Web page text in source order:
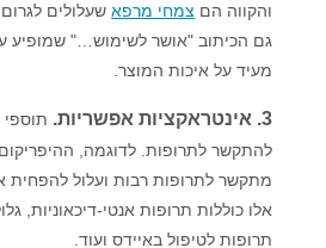
והקווה הם צמחי מרפאשעלולים
גם הכיתוב "אושר לשימוש…" שמופיע
מעיד על איכות המוצר.
3. אינטראקציות אפשריות.
תוספי
מתקשר לתרופות רבות ועלול
אלו כוללות תרופות אנטי-דיכאוניות,
תרופות לטיפול באיידס ועוד.